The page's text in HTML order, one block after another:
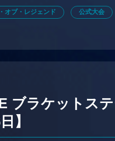
ステージに進出する。
オブ・レジェンド 公式大会
ブラケットス
】